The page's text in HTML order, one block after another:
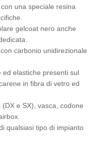
una speciale resina
gelcoat nero anche
carbonio unidirezionale
elastiche presenti sul
in fibra di vetro ed
e SX), vasca, codone
qualsiasi tipo di impianto